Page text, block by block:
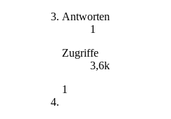
Antworten
1
Zugriffe
3,6k
1